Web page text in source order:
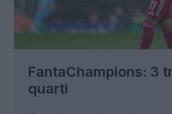
FantaChampions: 3
quarti